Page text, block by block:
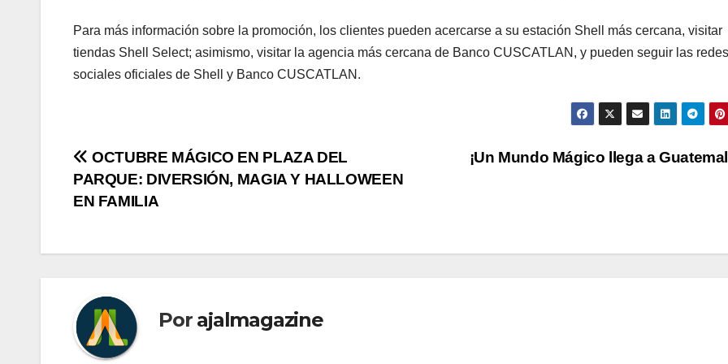
Para más información sobre la promoción, los clientes pueden acercarse a su estación Shell más cercana, visitar
tiendas Shell Select; asimismo, visitar la agencia más cercana de Banco CUSCATLAN, y pueden seguir las redes
sociales oficiales de Shell y Banco CUSCATLAN.
Navegación
de
¡Un Mundo Mágico llega a
OCTUBRE MÁGICO EN PLAZA DEL
PARQUE: DIVERSIÓN, MAGIA Y HALLOWEEN
EN FAMILIA
Por ajalmagazine